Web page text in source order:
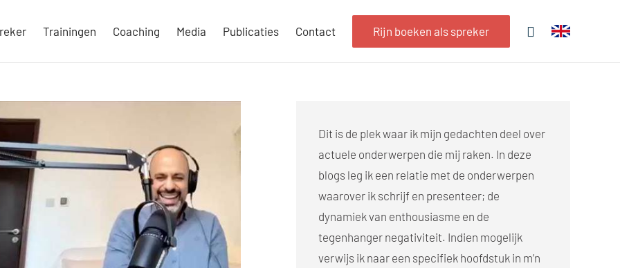
Trainingen Coaching Media Publicaties Contact Rijn boeken als spreker
Dit is de plek waar ik mijn gedachten deel over
actuele onderwerpen die mij raken. In deze
blogs leg ik een relatie met de onderwerpen
waarover ik schrijf en presenteer; de
dynamiek van enthousiasme en de
tegenhanger negativiteit. Indien mogelijk
verwijs ik naar een specifiek hoofdstuk in m’n